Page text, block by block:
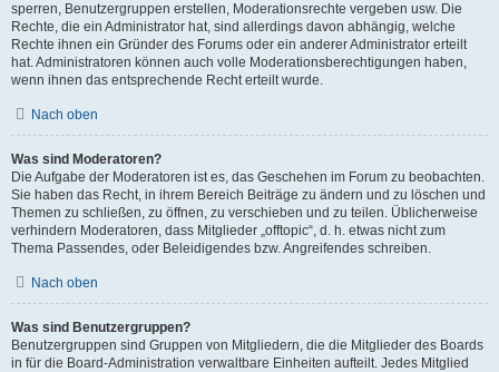
sperren, Benutzergruppen erstellen, Moderationsrechte vergeben usw. Die
Rechte, die ein Administrator hat, sind allerdings davon abhängig, welche
Rechte ihnen ein Gründer des Forums oder ein anderer Administrator erteilt
hat. Administratoren können auch volle Moderationsberechtigungen haben,
wenn ihnen das entsprechende Recht erteilt wurde.
Nach oben
Was sind Moderatoren?
Die Aufgabe der Moderatoren ist es, das Geschehen im Forum zu beobachten.
Sie haben das Recht, in ihrem Bereich Beiträge zu ändern und zu löschen und
Themen zu schließen, zu öffnen, zu verschieben und zu teilen. Üblicherweise
verhindern Moderatoren, dass Mitglieder „offtopic“, d. h. etwas nicht zum
Thema Passendes, oder Beleidigendes bzw. Angreifendes schreiben.
Nach oben
Was sind Benutzergruppen?
Benutzergruppen sind Gruppen von Mitgliedern, die die Mitglieder des Boards
in für die Board-Administration verwaltbare Einheiten aufteilt. Jedes Mitglied